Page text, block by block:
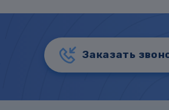
Заказать